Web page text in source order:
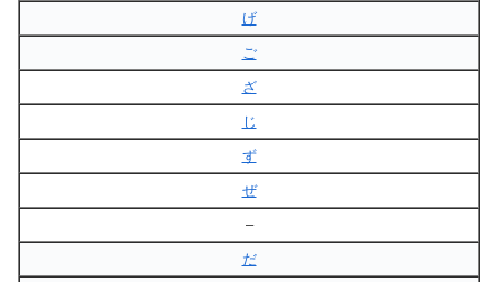
げ
ご
ざ
じ
ず
ぜ
–
だ